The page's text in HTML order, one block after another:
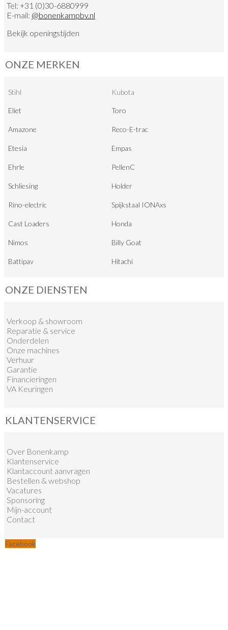
Tel: +31 (0)30-6880999
E-mail: @bonenkampbv.nl
Bekijk openingstijden
ONZE MERKEN
Stihl Kubota
Eliet Toro
Amazone Reco-E-trac
Etesia Empas
Ehrle PellenC
Schliesing Holder
Rino-electric Spijkstaal IONAxs
Cast Loaders Honda
Nimos Billy Goat
Battipav Hitachi
ONZE DIENSTEN
Verkoop & showroom
Reparatie & service
Onderdelen
Onze machines
Verhuur
Garantie
Financieringen
VA Keuringen
KLANTENSERVICE
Over Bonenkamp
Klantenservice
Klantaccount aanvragen
Bestellen & webshop
Vacatures
Sponsoring
Mijn-account
Contact
Facebook